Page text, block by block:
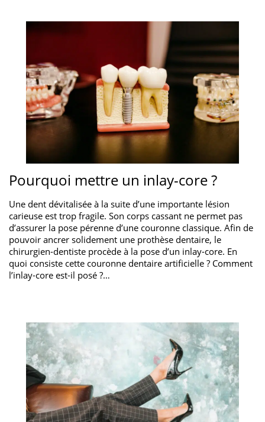
Pourquoi mettre un inlay-core ?
Une dent dévitalisée à la suite d’une importante lésion
carieuse est trop fragile. Son corps cassant ne permet pas
d’assurer la pose pérenne d’une couronne classique. Afin de
pouvoir ancrer solidement une prothèse dentaire, le
chirurgien-dentiste procède à la pose d’un inlay-core. En
quoi consiste cette couronne dentaire artificielle ? Comment
l’inlay-core est-il posé ?…